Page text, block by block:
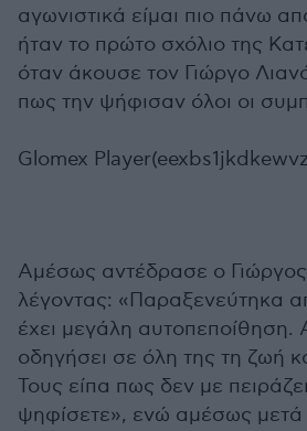
αγωνιστικά είμαι πιο πάνω
ήταν το πρώτο σχόλιο της
όταν άκουσε τον Γιώργο
πως την ψήφισαν όλοι οι
Glomex
Αμέσως αντέδρασε ο Γιώργος
λέγοντας: «Παραξενεύτηκα
έχει μεγάλη αυτοπεποίθηση.
οδηγήσει σε όλη της τη ζωή
Τους είπα πως δεν με
ψηφίσετε», ενώ αμέσως